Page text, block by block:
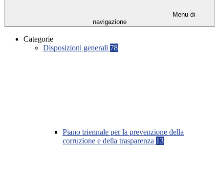
Menu di
navigazione
Categorie
Disposizioni generali 78
Piano triennale per la prevenzione della
corruzione e della trasparenza 13